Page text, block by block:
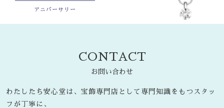
アニバーサリー
CONTACT
お問い合わせ
わたしたち安心堂は、宝飾専門店として専門知識をもつスタッ
フが丁寧に、